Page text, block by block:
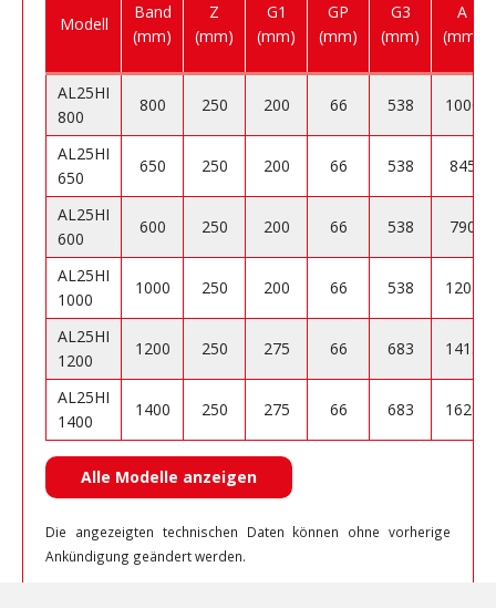
Modell
Band
(mm)
Z
(mm)
G1
(mm)
GP
(mm)
G3
(mm)
A
(mm)
AL25HI
800
800 250 200 66 538 1000
AL25HI
650
650 250 200 66 538 845
AL25HI
600
600 250 200 66 538 790
AL25HI
1000
1000 250 200 66 538 1205
AL25HI
1200
1200 250 275 66 683 1415
AL25HI
1400
1400 250 275 66 683 1620
Alle Modelle anzeigen
Die angezeigten technischen Daten können ohne vorherige
Ankündigung geändert werden.